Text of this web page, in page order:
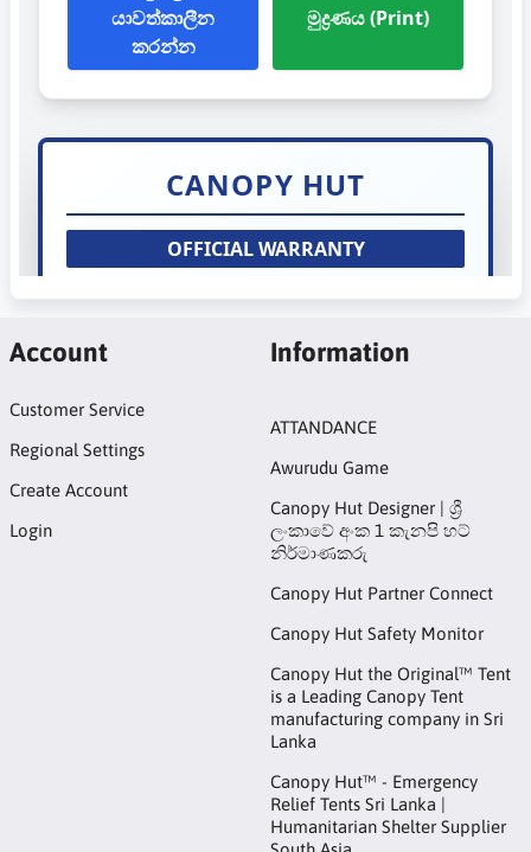
Account
Customer Service
Regional Settings
Create Account
Login
Information
ATTANDANCE
Awurudu Game
Canopy Hut Designer | ශ්‍රී
ලංකාවේ අංක 1 කැනපි හට්
නිර්මාණකරු
Canopy Hut Partner Connect
Canopy Hut Safety Monitor
Canopy Hut the Original™ Tent
is a Leading Canopy Tent
manufacturing company in Sri
Lanka
Canopy Hut™ - Emergency
Relief Tents Sri Lanka |
Humanitarian Shelter Supplier